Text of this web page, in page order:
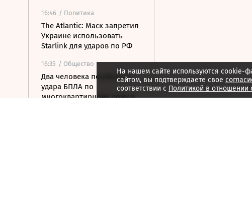
16:46 / Политика
The Atlantic: Маск запретил
Украине использовать
Starlink для ударов по РФ
16:35 / Общество
Два человека погибли от
удара БПЛА по
многоквартирному дому в
На нашем сайте используются cookie-
сайтом, вы подтверждаете свое
соответствии с Политикой в отношении